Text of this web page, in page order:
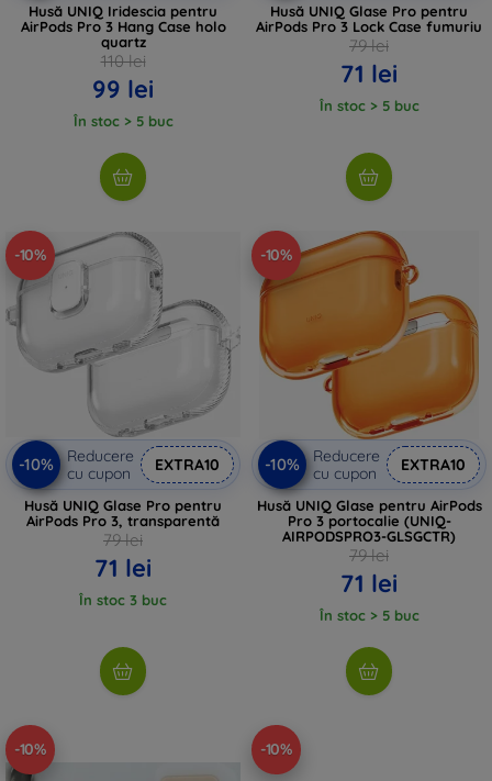
Husă UNIQ Iridescia pentru
AirPods Pro 3 Hang Case holo
quartz
110 lei
99 lei
În stoc > 5 buc
Husă UNIQ Glase Pro pentru
AirPods Pro 3 Lock Case fumuriu
79 lei
71 lei
În stoc > 5 buc
-10%
-10%
Reducere
cu cupon
EXTRA10
Husă UNIQ Glase Pro pentru
AirPods Pro 3, transparentă
79 lei
71 lei
În stoc 3 buc
-10%
-10%
Reducere
cu cupon
EXTRA10
Husă UNIQ Glase pentru AirPods
Pro 3 portocalie (UNIQ-
AIRPODSPRO3-GLSGCTR)
79 lei
71 lei
În stoc > 5 buc
-10% -10%